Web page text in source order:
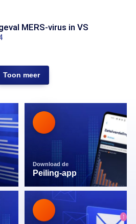
MERS-virus in VS
Toon meer
Download de
Peiling-app